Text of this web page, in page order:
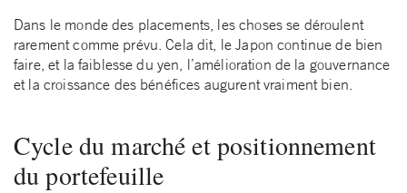
Dans le monde des placements, les choses se déroulent
rarement comme prévu. Cela dit, le Japon continue de bien
faire, et la faiblesse du yen, l’amélioration de la gouvernance
et la croissance des bénéfices augurent vraiment bien.
Cycle du marché et positionnement
du portefeuille